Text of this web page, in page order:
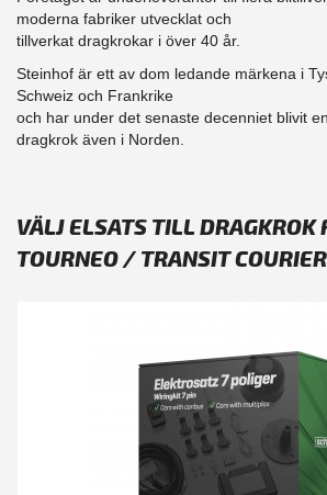
moderna fabriker utvecklat och
tillverkat dragkrokar i över 40 år.
Steinhof är ett av dom ledande märkena i
Schweiz och Frankrike
och har under det senaste decenniet blivit
dragkrok även i Norden.
VÄLJ ELSATS TILL DRAGKROK
TOURNEO / TRANSIT COURIER